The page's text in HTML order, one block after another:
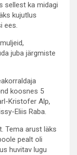
sellest ka midagi
kujutlus
ees.
juba järgmiste
koosnes 5
Kristofer Alp,
Eliis Raba.
Tema arust läks
pealt oli
huvitav lugu